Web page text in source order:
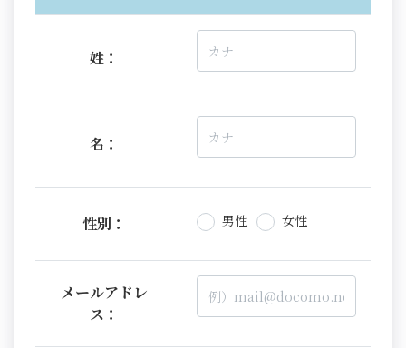
姓：
名：
性別： 男性 女性
メールアドレ
ス：